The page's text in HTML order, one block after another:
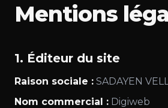
Mentions
1. Éditeur du site
Raison sociale : SADAYEN
Nom commercial : Digiweb